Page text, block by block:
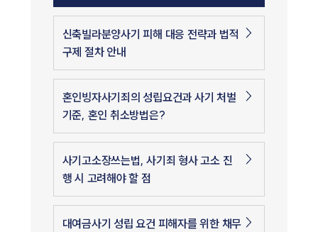
신축빌라분양사기 피해 대응 전략과 법적
구제 절차 안내
혼인빙자사기죄의 성립요건과 사기 처벌
기준, 혼인 취소방법은?
사기고소장쓰는법, 사기죄 형사 고소 진
행 시 고려해야 할 점
대여금사기 성립 요건 피해자를 위한 채무